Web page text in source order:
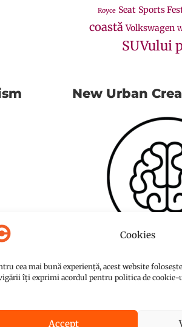
Cookies
cea mai bună experiență, acest website
îți exprimi acordul pentru politica de cookie-
Accept
Royce Seat Sports
coastă Volkswagen
SUVului
New Urban